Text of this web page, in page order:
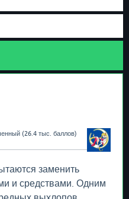
(26.4 тыс. баллов)
заменить
и средствами. Одним